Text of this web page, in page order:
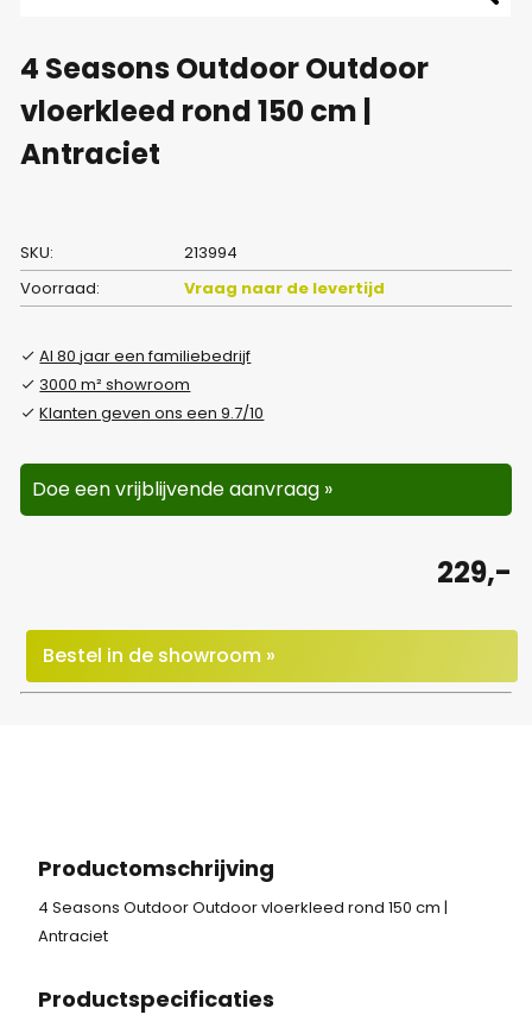
4 Seasons Outdoor Outdoor
vloerkleed rond 150 cm |
Antraciet
SKU:
213994
Voorraad:
Vraag naar de levertijd
Al 80 jaar een familiebedrijf
3000 m² showroom
Klanten geven ons een 9.7/10
Doe een vrijblijvende aanvraag »
229,-
Bestel in de showroom »
Productomschrijving
4 Seasons Outdoor Outdoor vloerkleed rond 150 cm |
Antraciet
Productspecificaties